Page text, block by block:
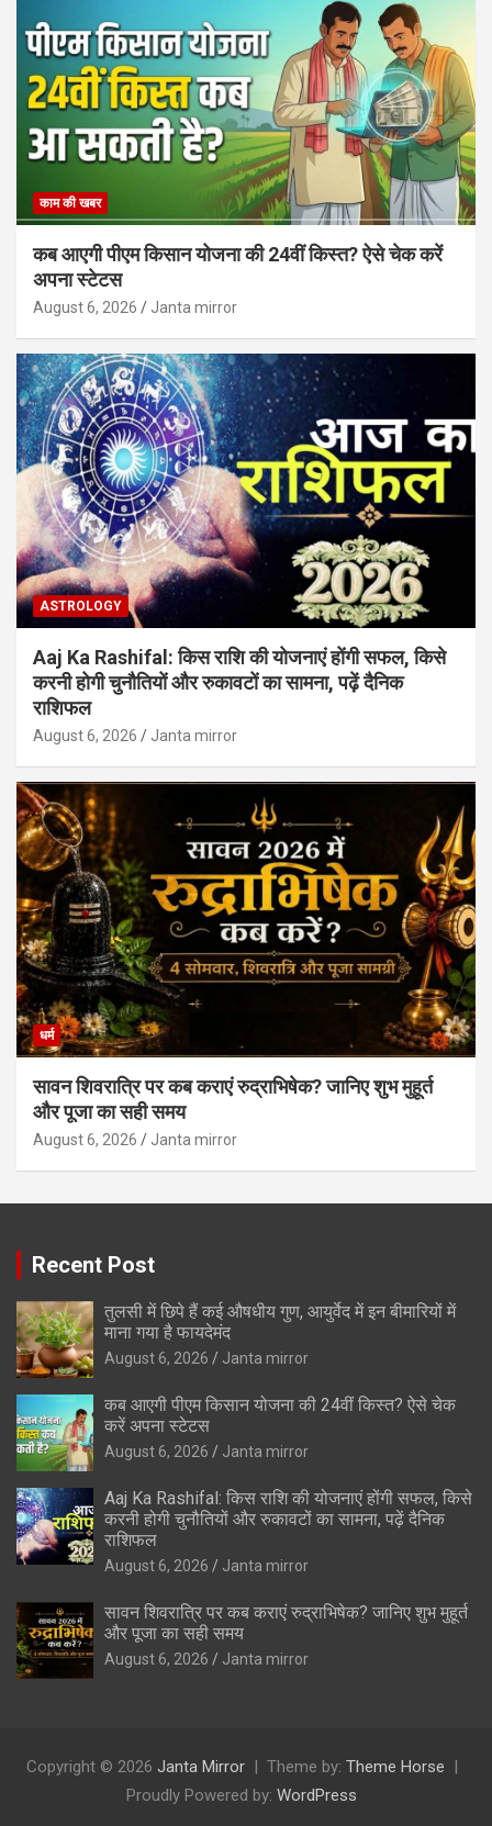
काम की खबर
कब आएगी पीएम किसान योजना की 24वीं किस्त? ऐसे चेक करें
अपना स्टेटस
August 6, 2026 Janta mirror
ASTROLOGY
Aaj Ka Rashifal: किस राशि की योजनाएं होंगी सफल, किसे
करनी होगी चुनौतियों और रुकावटों का सामना, पढ़ें दैनिक
राशिफल
August 6, 2026 Janta mirror
धर्म
सावन शिवरात्रि पर कब कराएं रुद्राभिषेक? जानिए शुभ मुहूर्त
और पूजा का सही समय
August 6, 2026 Janta mirror
Recent Post
तुलसी में छिपे हैं कई औषधीय गुण, आयुर्वेद में इन बीमारियों में
माना गया है फायदेमंद
August 6, 2026 Janta mirror
कब आएगी पीएम किसान योजना की 24वीं किस्त? ऐसे चेक
करें अपना स्टेटस
August 6, 2026 Janta mirror
Aaj Ka Rashifal: किस राशि की योजनाएं होंगी सफल, किसे
करनी होगी चुनौतियों और रुकावटों का सामना, पढ़ें दैनिक
राशिफल
August 6, 2026 Janta mirror
सावन शिवरात्रि पर कब कराएं रुद्राभिषेक? जानिए शुभ मुहूर्त
और पूजा का सही समय
August 6, 2026 Janta mirror
Copyright © 2026 Janta Mirror Theme by: Theme Horse
Proudly Powered by: WordPress